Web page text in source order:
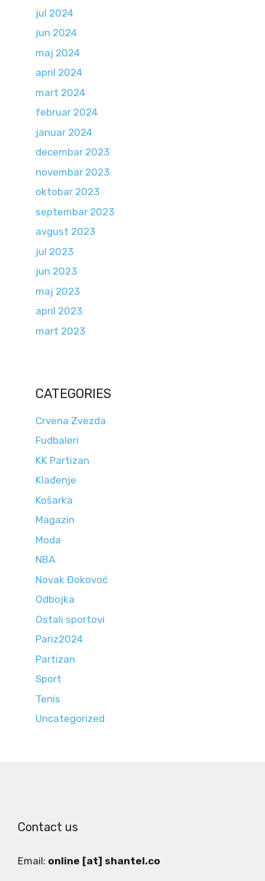
jul 2024
jun 2024
maj 2024
april 2024
mart 2024
februar 2024
januar 2024
decembar 2023
novembar 2023
oktobar 2023
septembar 2023
avgust 2023
jul 2023
jun 2023
maj 2023
april 2023
mart 2023
CATEGORIES
Crvena Zvezda
Fudbaleri
KK Partizan
Klađenje
Košarka
Magazin
Moda
NBA
Novak Đokovoć
Odbojka
Ostali sportovi
Pariz2024
Partizan
Sport
Tenis
Uncategorized
Contact us
Email: online [at] shantel.co